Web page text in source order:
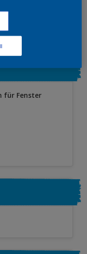
HÄNDLER FINDEN
für Fenster